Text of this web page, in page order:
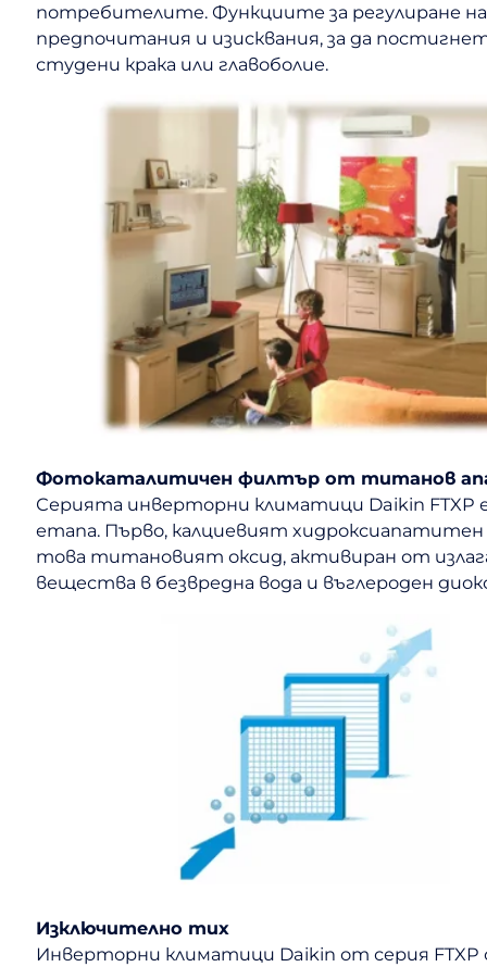
потребителите. Функциите за регулиране
предпочитания и изисквания, за да
студени крака или главоболие.
Фотокаталитичен филтър от титанов
Серията инверторни климатици Daikin
етапа. Първо, калциевият хидроксиапатитен
това титановият оксид, активиран от
вещества в безвредна вода и въглероден
Изключително тих
Инверторни климатици Daikin от серия FTXP